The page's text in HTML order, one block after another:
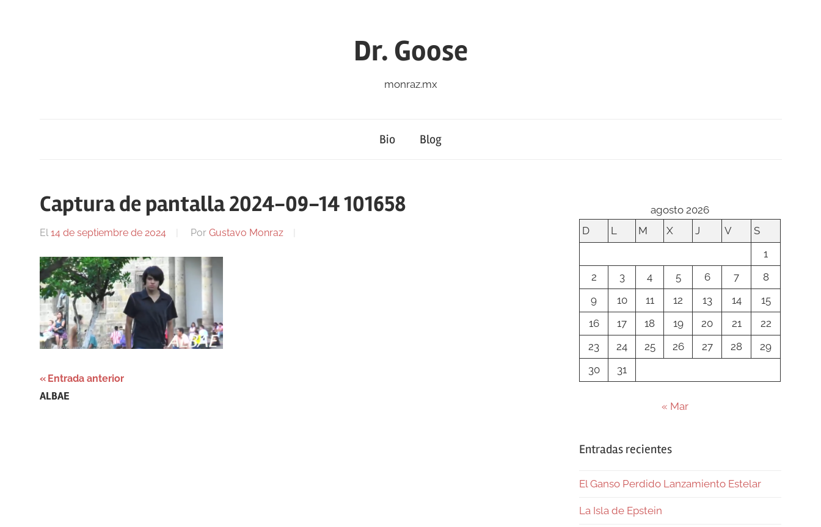
Dr. Goose
monraz.mx
Bio Blog
Captura de pantalla 2024-09-14 101658
El 14 de septiembre de 2024 Por Gustavo Monraz
Navegación
de
Entrada anterior
ALBAE
agosto 2026
D
L M X J V
S
1
2
3 4 5 6 7
8
9
10 11 12 13 14
15
16
17 18 19 20 21
22
23
24 25 26 27 28
29
30
31
« Mar
Entradas recientes
El Ganso Perdido Lanzamiento Estelar
La Isla de Epstein